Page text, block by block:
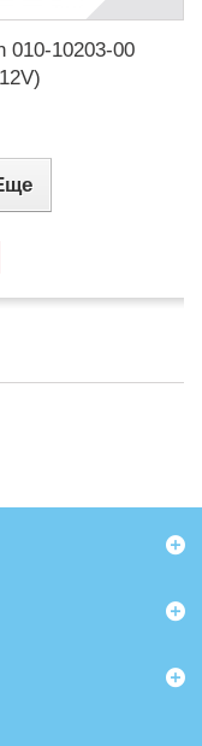
010-10203-00